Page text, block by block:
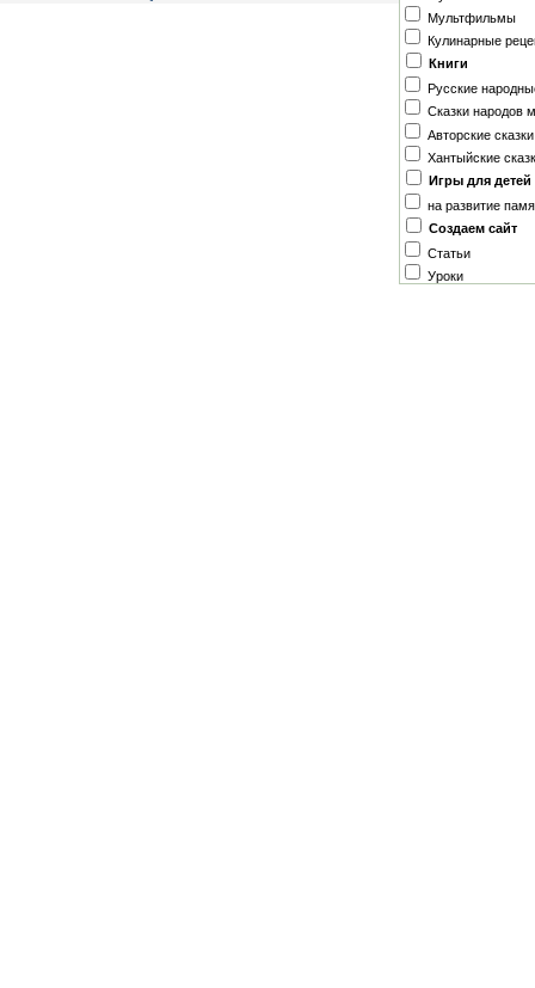
Мультфильмы
Кулинарные
Книги
Русские
Сказки народов
Авторские сказки
Хантыйские
Игры для детей
на развитие
Создаем сайт
Статьи
Уроки